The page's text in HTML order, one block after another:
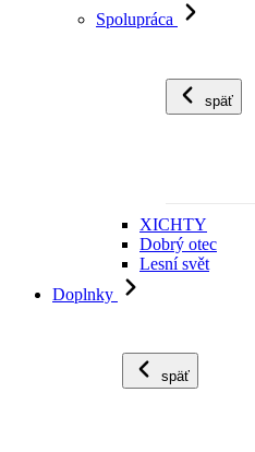
Spolupráca
späť
XICHTY
Dobrý otec
Lesní svět
Doplnky
späť